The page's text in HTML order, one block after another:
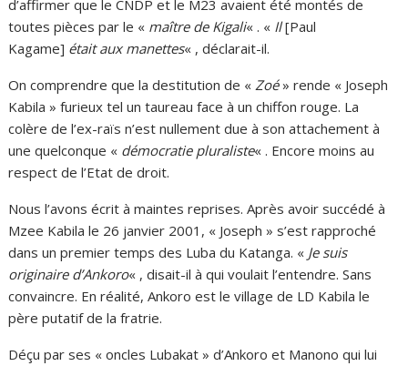
d’affirmer que le CNDP et le M23 avaient été montés de
toutes pièces par le « maître de Kigali« . « Il[Paul
Kagame] était aux manettes« , déclarait-il.
On comprendre que la destitution de «Zoé» rende « Joseph
Kabila » furieux tel un taureau face à un chiffon rouge. La
colère de l’ex-raïs n’est nullement due à son attachement à
une quelconque « démocratie pluraliste« . Encore moins au
respect de l’Etat de droit.
Nous l’avons écrit à maintes reprises. Après avoir succédé à
Mzee Kabila le 26 janvier 2001, « Joseph » s’est rapproché
dans un premier temps des Luba du Katanga. « Je suis
originaire d’Ankoro« , disait-il à qui voulait l’entendre. Sans
convaincre. En réalité, Ankoro est le village de LD Kabila le
père putatif de la fratrie.
Déçu par ses « oncles Lubakat » d’Ankoro et Manono qui lui